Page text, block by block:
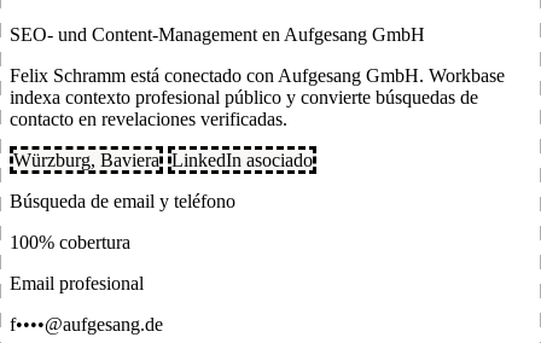
SEO- und Content-Management en Aufgesang GmbH
Felix Schramm está conectado con Aufgesang GmbH. Workbase
indexa contexto profesional público y convierte búsquedas de
contacto en revelaciones verificadas.
Würzburg, Baviera
LinkedIn asociado
Búsqueda de email y teléfono
100% cobertura
Email profesional
f••••@aufgesang.de